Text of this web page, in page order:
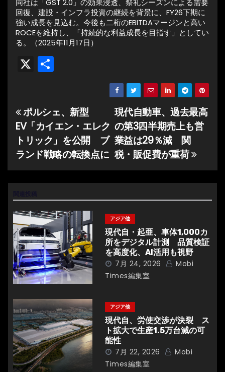
同社は「GST 2.0」の効果浸透、祭礼シーズンによる需要
回復、建設・インフラ投資の継続を背景に、FY26下期に
強い成長を見込む。今後も二桁のEBITDAマージンと高い
ROCEを維持し、「持続的な利益成長を目指す」としてい
る。（2025年11月17日）
X
投
稿
ナ
ビ
ゲ
ー
シ
ョ
ン
現代自動車、過去最高
の第3四半期売上も営
業益は29％減 関
税・販促費が重荷
ポルシェ、新型
EV「カイエン・エレク
トリック」を公開 ブ
ランド戦略の転換点に
アジア他
現代自・起亜、車体1,000カ
所をデジタル計測 品質検証
を高度化、AI活用も視野
7月 24, 2026
Mobi
Times編集室
アジア他
現代自、労使交渉が決裂 ス
ト拡大で生産1.5万台減の可
能性
7月 22, 2026
Mobi
Times編集室